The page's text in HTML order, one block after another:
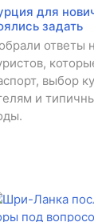
для
задать
ответы
выбор
и